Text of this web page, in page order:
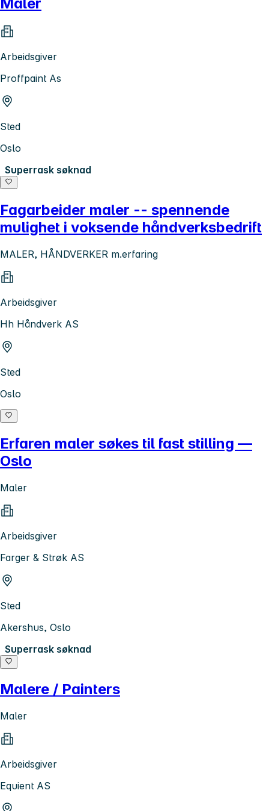
Arbeidsgiver
Proffpaint As
Sted
Oslo
Superrask søknad
Fagarbeider maler -- spennende
mulighet i voksende håndverksbedrift
MALER, HÅNDVERKER m.erfaring
Arbeidsgiver
Hh Håndverk AS
Sted
Oslo
Erfaren maler søkes til fast stilling —
Oslo
Maler
Arbeidsgiver
Farger & Strøk AS
Sted
Akershus, Oslo
Superrask søknad
Malere / Painters
Maler
Arbeidsgiver
Equient AS